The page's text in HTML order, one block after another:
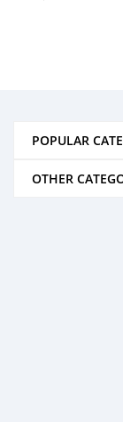
POPULAR
OTHER